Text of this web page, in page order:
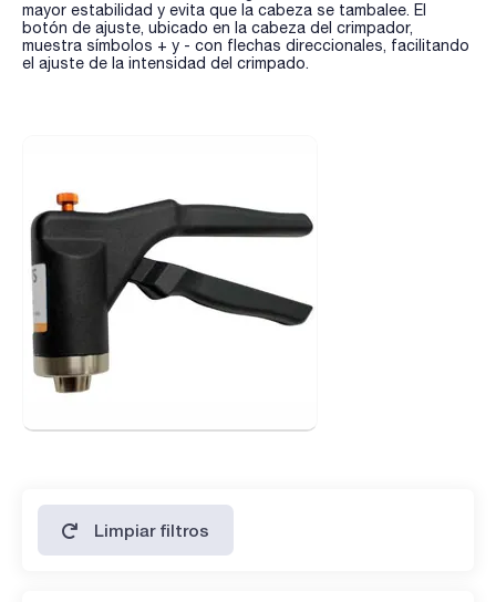
mayor estabilidad y evita que la cabeza se tambalee. El
botón de ajuste, ubicado en la cabeza del crimpador,
muestra símbolos + y - con flechas direccionales, facilitando
el ajuste de la intensidad del crimpado.
Limpiar filtros